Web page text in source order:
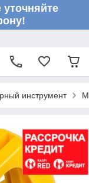
уточняйте
инструмент